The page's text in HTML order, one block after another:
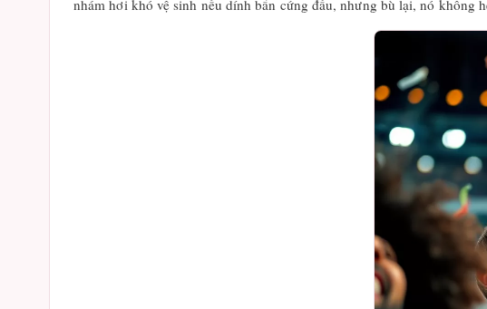
nhám hơi khó vệ sinh nếu dính bẩn cứng đầu, nhưng bù lại, nó không